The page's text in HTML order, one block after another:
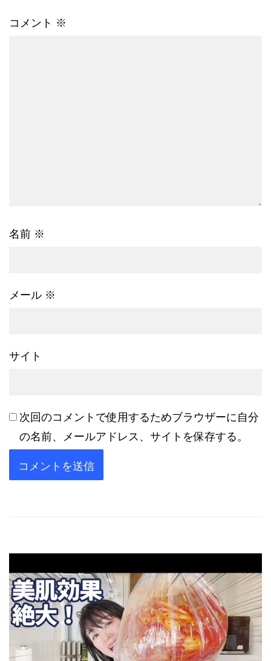
コメント ※
名前 ※
メール ※
サイト
次回のコメントで使用するためブラウザーに自分
の名前、メールアドレス、サイトを保存する。